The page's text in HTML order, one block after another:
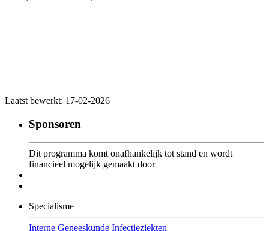
Laatst bewerkt: 17-02-2026
Sponsoren
Dit programma komt onafhankelijk tot stand en wordt
financieel mogelijk gemaakt door
Specialisme
Interne Geneeskunde Infectieziekten